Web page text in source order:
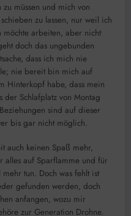
müssen und mich von
zu lassen, nur weil ich
möchte arbeiten, aber nicht
doch das ungebunden
dass ich mich nie
nie bereit bin mich auf
Hinterkopf habe, dass mein
der Schlafplatz von Montag
sind auf dieser
bis gar nicht möglich.
auch keinen Spaß mehr,
alles auf Sparflamme und für
tun. Doch was fehlt ist
gefunden werden, doch
anfangen, wozu mir
zur Generation Drohne.